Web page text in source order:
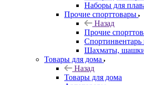
Наборы для
Прочие спорттовары
Назад
Прочие
Спортинвентарь
Шахматы,
Товары для дома
Назад
Товары для дома